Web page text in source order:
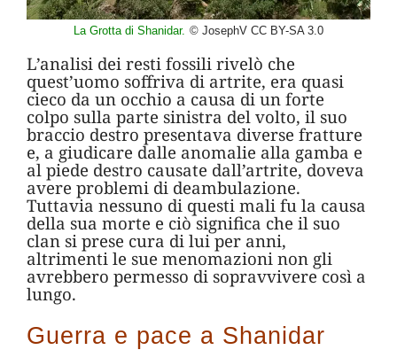
La Grotta di Shanidar. © JosephV CC BY-SA 3.0
L’analisi dei resti fossili rivelò che
quest’uomo soffriva di artrite, era quasi
cieco da un occhio a causa di un forte
colpo sulla parte sinistra del volto, il suo
braccio destro presentava diverse fratture
e, a giudicare dalle anomalie alla gamba e
al piede destro causate dall’artrite, doveva
avere problemi di deambulazione.
Tuttavia nessuno di questi mali fu la causa
della sua morte e ciò significa che il suo
clan si prese cura di lui per anni,
altrimenti le sue menomazioni non gli
avrebbero permesso di sopravvivere così a
lungo.
Guerra e pace a Shanidar